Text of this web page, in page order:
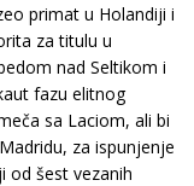
primat u Holandiji i
za titulu u
nad Seltikom i
fazu elitnog
sa Laciom, ali bi
za ispunjenje
od šest vezanih